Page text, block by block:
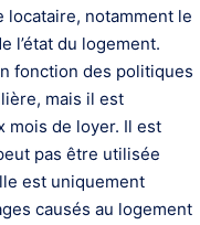
locataire, notamment le
l’état du logement.
fonction des politiques
mais il est
mois de loyer. Il est
pas être utilisée
est uniquement
causés au logement